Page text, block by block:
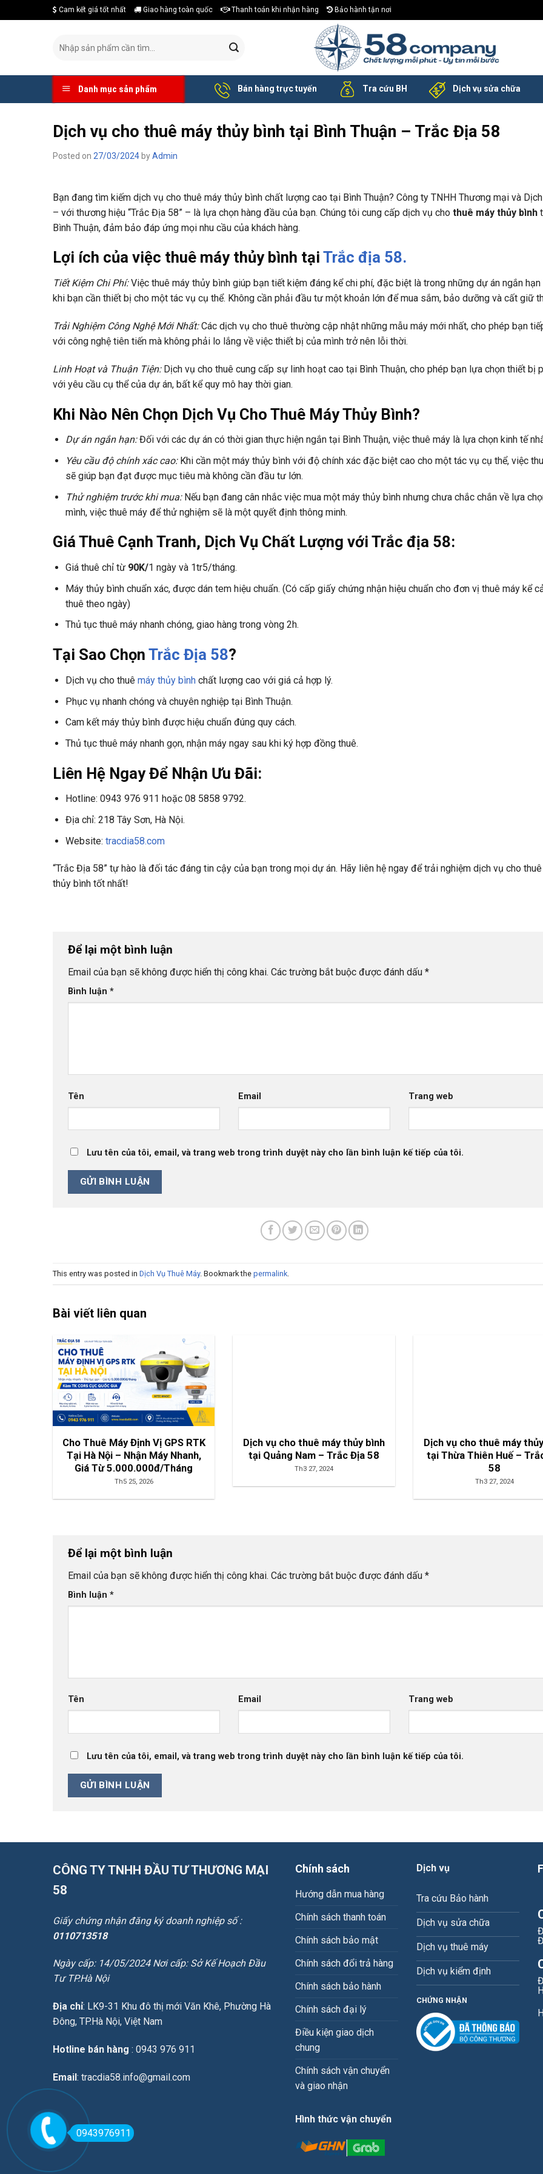
to
Cam kết giá tốt nhất Giao hàng toàn quốc Thanh toán khi nhận hàng Bảo hành tận nơi
kiếm:
Danh mục sản phẩm Bán hàng trực tuyến Tra cứu BH Dịch vụ sửa chữa
Dịch vụ cho thuê máy thủy bình tại Bình Thuận – Trắc Địa 58
Posted on 27/03/2024byAdmin
Bạn đang tìm kiếm dịch vụ cho thuê máy thủy bình chất lượng cao tại Bình Thuận? Công ty TNHH Thương mại và
– với thương hiệu “Trắc Địa 58” – là lựa chọn hàng đầu của bạn. Chúng tôi cung cấp dịch vụ cho thuê máy thủy bình
Bình Thuận, đảm bảo đáp ứng mọi nhu cầu của khách hàng.
Lợi ích của việc thuê máy thủy bình tại Trắc địa 58.
Tiết Kiệm Chi Phí:Việc thuê máy thủy bình giúp bạn tiết kiệm đáng kể chi phí, đặc biệt là trong những dự án ngắn hạn
khi bạn cần thiết bị cho một tác vụ cụ thể. Không cần phải đầu tư một khoản lớn để mua sắm, bảo dưỡng và cất giữ
Trải Nghiệm Công Nghệ Mới Nhất:Các dịch vụ cho thuê thường cập nhật những mẫu máy mới nhất, cho phép bạn
với công nghệ tiên tiến mà không phải lo lắng về việc thiết bị của mình trở nên lỗi thời.
Linh Hoạt và Thuận Tiện: Dịch vụ cho thuê cung cấp sự linh hoạt cao tại Bình Thuận, cho phép bạn lựa chọn thiết bị
với yêu cầu cụ thể của dự án, bất kể quy mô hay thời gian.
Khi Nào Nên Chọn Dịch Vụ Cho Thuê Máy Thủy Bình?
Dự án ngắn hạn:Đối với các dự án có thời gian thực hiện ngắn tại Bình Thuận, việc thuê máy là lựa chọn kinh tế
Yêu cầu độ chính xác cao: Khi cần một máy thủy bình với độ chính xác đặc biệt cao cho một tác vụ cụ thể, việc
sẽ giúp bạn đạt được mục tiêu mà không cần đầu tư lớn.
Thử nghiệm trước khi mua:Nếu bạn đang cân nhắc việc mua một máy thủy bình nhưng chưa chắc chắn về lựa
mình, việc thuê máy để thử nghiệm sẽ là một quyết định thông minh.
Giá Thuê Cạnh Tranh, Dịch Vụ Chất Lượng với Trắc địa 58:
Giá thuê chỉ từ 90K/1 ngày và 1tr5/tháng.
Máy thủy bình chuẩn xác, được dán tem hiệu chuẩn. (Có cấp giấy chứng nhận hiệu chuẩn cho đơn vị thuê máy kể
thuê theo ngày)
Thủ tục thuê máy nhanh chóng, giao hàng trong vòng 2h.
Tại Sao Chọn Trắc Địa 58?
Dịch vụ cho thuêmáy thủy bìnhchất lượng cao với giá cả hợp lý.
Phục vụ nhanh chóng và chuyên nghiệp tại Bình Thuận.
Cam kết máy thủy bình được hiệu chuẩn đúng quy cách.
Thủ tục thuê máy nhanh gọn, nhận máy ngay sau khi ký hợp đồng thuê.
Liên Hệ Ngay Để Nhận Ưu Đãi:
Hotline: 0943 976 911 hoặc 08 5858 9792.
Địa chỉ: 218 Tây Sơn, Hà Nội.
Website: tracdia58.com
“Trắc Địa 58” tự hào là đối tác đáng tin cậy của bạn trong mọi dự án. Hãy liên hệ ngay để trải nghiệm dịch vụ cho
thủy bình tốt nhất!
Để lại một bình luận
Email của bạn sẽ không được hiển thị công khai. Các trường bắt buộc được đánh dấu *
Bình luận *
Tên Email Trang web
Lưu tên của tôi, email, và trang web trong trình duyệt này cho lần bình luận kế tiếp của tôi.
This entry was posted in Dịch Vụ Thuê Máy. Bookmark the permalink
Bài viết liên quan
Cho Thuê Máy Định Vị GPS RTK
Tại Hà Nội – Nhận Máy Nhanh,
Giá Từ 5.000.000đ/Tháng
Th5 25, 2026
Dịch vụ cho thuê máy thủy bình
tại Quảng Nam – Trắc Địa 58
Th3 27, 2024
Dịch vụ cho thuê máy
tại Thừa Thiên Huế –
58
Th3 27, 2024
Để lại một bình luận
Email của bạn sẽ không được hiển thị công khai. Các trường bắt buộc được đánh dấu *
Bình luận *
Tên Email Trang web
Lưu tên của tôi, email, và trang web trong trình duyệt này cho lần bình luận kế tiếp của tôi.
CÔNG TY TNHH ĐẦU TƯ THƯƠNG MẠI
58
Giấy chứng nhận đăng ký doanh nghiệp số :
0110713518
Ngày cấp: 14/05/2024 Nơi cấp: Sở Kế Hoạch Đầu
Tư TP.Hà Nội
Địa chỉ: LK9-31 Khu đô thị mới Văn Khê, Phường Hà
Đông, TP.Hà Nội, Việt Nam
Hotline bán hàng : 0943 976 911
Email: tracdia58.info@gmail.com
Chính sách
Hướng dẫn mua hàng
Chính sách thanh toán
Chính sách bảo mật
Chính sách đổi trả hàng
Chính sách bảo hành
Chính sách đại lý
Điều kiện giao dịch
chung
Chính sách vận chuyển
và giao nhận
Hình thức vận chuyển
Dịch vụ
Tra cứu Bảo hành
Dịch vụ sửa chữa
Dịch vụ thuê máy
Dịch vụ kiểm định
CHỨNG NHẬN
0943976911